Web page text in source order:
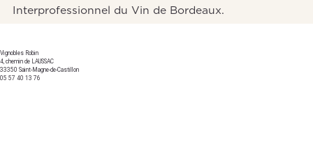
Interprofessionnel du Vin de Bordeaux.
Vignobles Robin
4, chemin de LAUSSAC
33350 Saint-Magne-de-Castillon
05 57 40 13 76